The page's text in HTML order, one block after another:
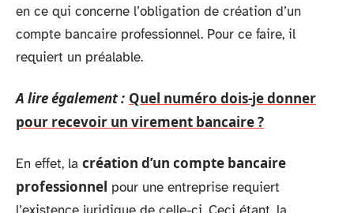
en ce qui concerne l’obligation de création d’un
compte bancaire professionnel. Pour ce faire, il
requiert un préalable.
A lire également : Quel numéro dois-je donner
pour recevoir un virement bancaire ?
En effet, la création d’un compte bancaire
professionnel pour une entreprise requiert